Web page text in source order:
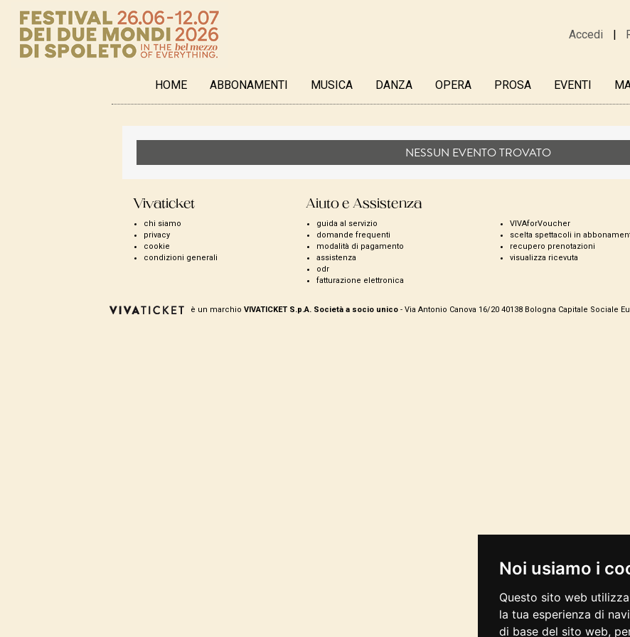
Noi usiamo i
Questo sito web
la tua esperienza di
di base del sito web,
Accedi
HOME ABBONAMENTI MUSICA DANZA OPERA PROSA EVENTI
NESSUN EVENTO TROVATO
Vivaticket
chi siamo
privacy
cookie
condizioni generali
Aiuto e Assistenza
guida al servizio
domande frequenti
modalità di pagamento
assistenza
odr
fatturazione elettronica
VIVAforVoucher
scelta spettacoli in
recupero prenotazioni
visualizza ricevuta
è un marchio VIVATICKET S.p.A. Società a socio unico- Via Antonio Canova 16/20 40138 Bologna Capitale Sociale